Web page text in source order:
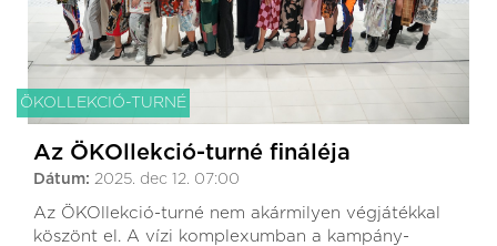
ÖKOLLEKCIÓ-TURNÉ
Az ÖKOllekció-turné fináléja
Dátum: 2025. dec 12. 07:00
Az ÖKOllekció-turné nem akármilyen végjátékkal
köszönt el. A vízi komplexumban a kampány-